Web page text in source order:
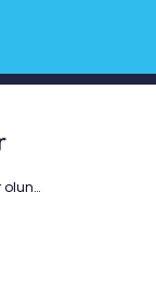
olun…